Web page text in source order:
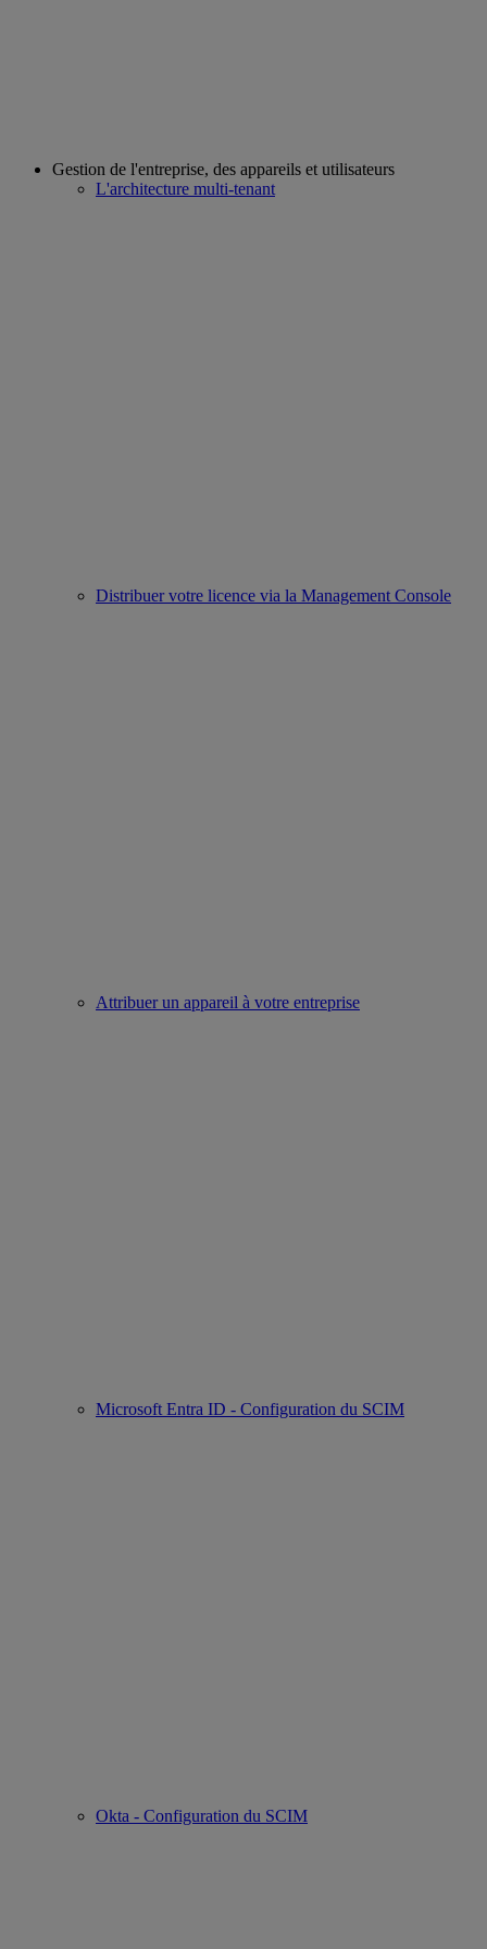
Gestion de l'entreprise, des appareils et utilisateurs
L'architecture multi-tenant
Distribuer votre licence via la Management Console
Attribuer un appareil à votre entreprise
Microsoft Entra ID - Configuration du SCIM
Okta - Configuration du SCIM